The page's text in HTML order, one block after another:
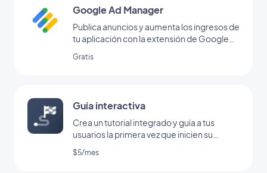
Google Ad Manager
Publica anuncios y aumenta los ingresos de
tu aplicación con la extensión de Google
Gratis
Guía interactiva
Crea un tutorial integrado y guía a tus
usuarios la primera vez que inicien su
aplicación
$5/mes